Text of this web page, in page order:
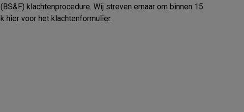
klachtenprocedure. Wij streven ernaar om binnen 15
hiervoor het klachtenformulier.